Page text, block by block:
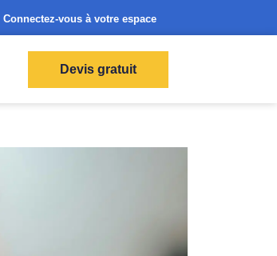
Connectez-vous à votre espace
Devis gratuit